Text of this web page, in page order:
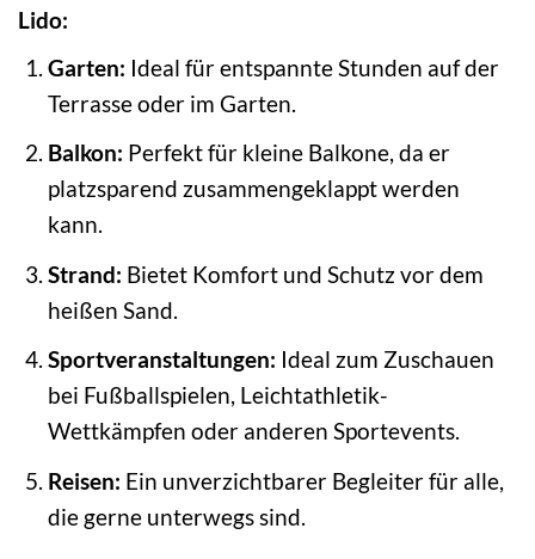
Lido:
Garten: Ideal für entspannte Stunden auf der
Terrasse oder im Garten.
Balkon: Perfekt für kleine Balkone, da er
platzsparend zusammengeklappt werden
kann.
Strand: Bietet Komfort und Schutz vor dem
heißen Sand.
Sportveranstaltungen: Ideal zum Zuschauen
bei Fußballspielen, Leichtathletik-
Wettkämpfen oder anderen Sportevents.
Reisen: Ein unverzichtbarer Begleiter für alle,
die gerne unterwegs sind.